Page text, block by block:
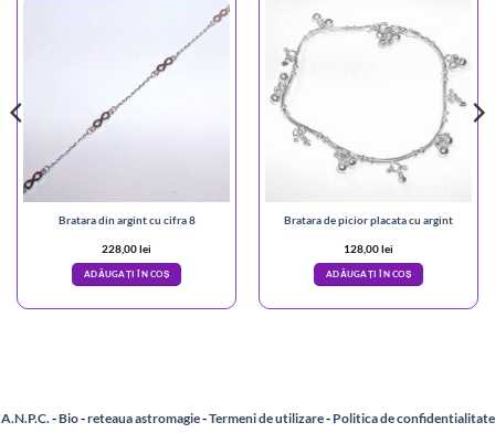
Bratara din argint cu cifra 8
228,00lei
ADĂUGAȚI ÎN COȘ
Bratara de picior placata cu argint
128,00lei
ADĂUGAȚI ÎN COȘ
A.N.P.C.-Bio-reteaua astromagie-Termeni de utilizare- Politica de confidentialitate